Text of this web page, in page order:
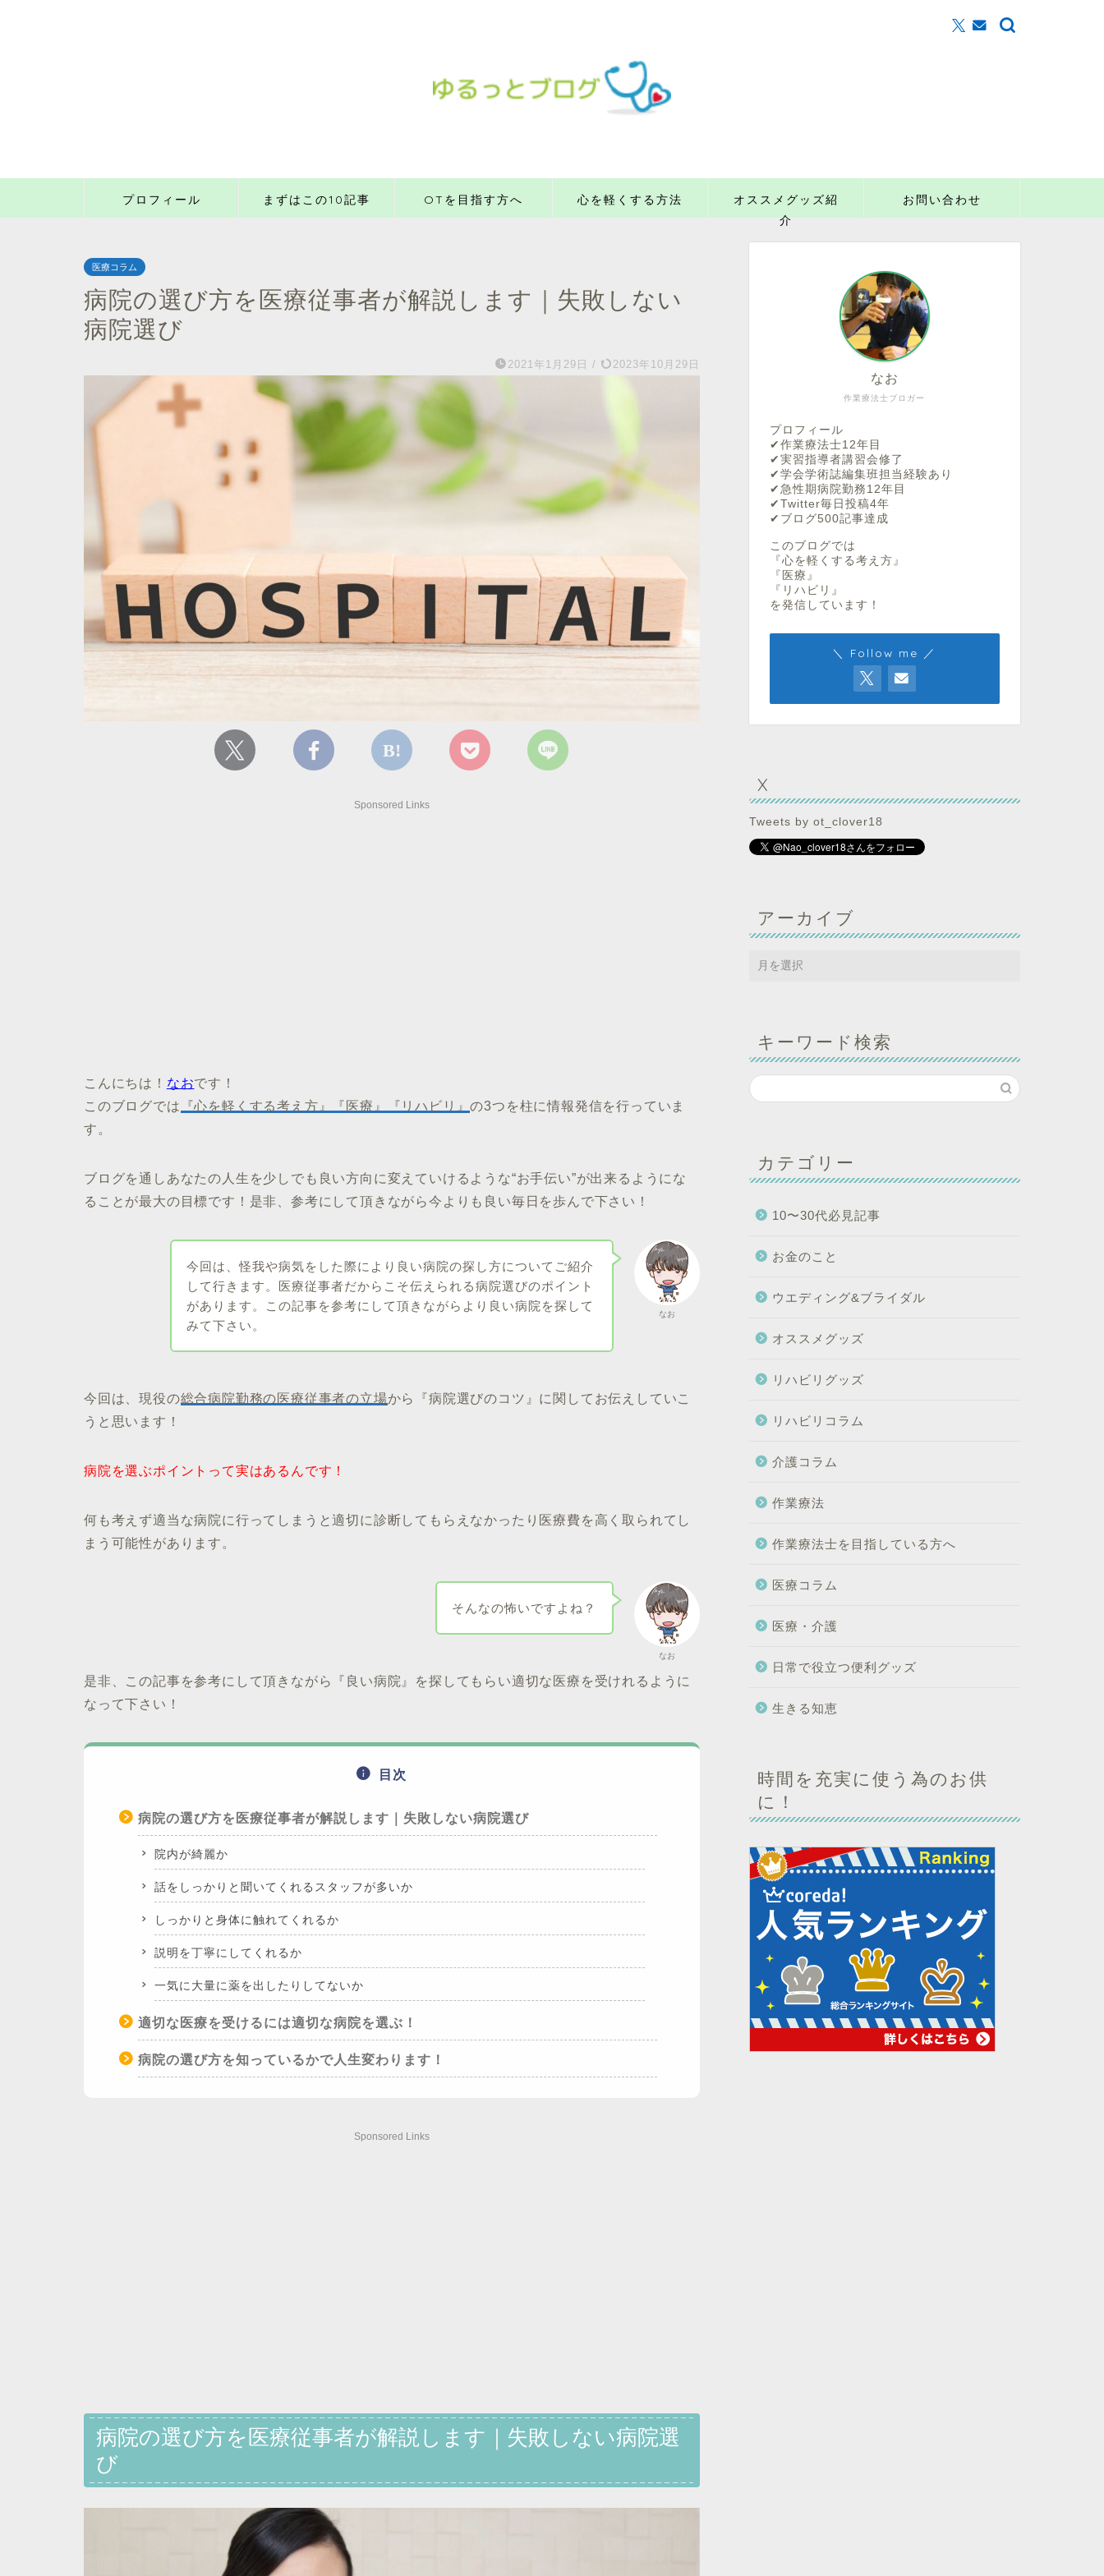
プロフィール まずはこの10記事 OTを目指す方へ 心を軽くする方法
オススメグッズ紹
介
お問い合わせ
医療コラム
病院の選び方を医療従事者が解説します｜失敗しない
病院選び
2021年1月29日 / 2023年10月29日
Sponsored Links
こんにちは！ なおです！
このブログでは 『心を軽くする考え方』『医療』『リハビリ』の3つを柱に情報発信を行っていま
す。
ブログを通しあなたの人生を少しでも良い方向に変えていけるような“お手伝い”が出来るようにな
ることが最大の目標です！是非、参考にして頂きながら今よりも良い毎日を歩んで下さい！
なお
今回は、怪我や病気をした際により良い病院の探し方についてご紹介
して行きます。医療従事者だからこそ伝えられる病院選びのポイント
があります。この記事を参考にして頂きながらより良い病院を探して
みて下さい。
今回は、現役の総合病院勤務の医療従事者の立場から『病院選びのコツ』に関してお伝えしていこ
うと思います！
病院を選ぶポイントって実はあるんです！
何も考えず適当な病院に行ってしまうと適切に診断してもらえなかったり医療費を高く取られてし
まう可能性があります。
なお
そんなの怖いですよね？
是非、この記事を参考にして頂きながら『良い病院』を探してもらい適切な医療を受けれるように
なって下さい！
目次
病院の選び方を医療従事者が解説します｜失敗しない病院選び
院内が綺麗か
話をしっかりと聞いてくれるスタッフが多いか
しっかりと身体に触れてくれるか
説明を丁寧にしてくれるか
一気に大量に薬を出したりしてないか
適切な医療を受けるには適切な病院を選ぶ！
病院の選び方を知っているかで人生変わります！
Sponsored Links
病院の選び方を医療従事者が解説します｜失敗しない病院選
び
作業療法士ブロガー
なお
プロフィール
✔︎作業療法士12年目
✔︎実習指導者講習会修了
✔︎学会学術誌編集班担当経験あり
✔︎急性期病院勤務12年目
✔︎Twitter毎日投稿4年
✔︎ブログ500記事達成
このブログでは
『心を軽くする考え方』
『医療』
『リハビリ』
を発信しています！
＼ Follow me ／
X
Tweets by ot_clover18
アーカイブ
キーワード検索
カテゴリー
10〜30代必見記事
お金のこと
ウエディング&ブライダル
オススメグッズ
リハビリグッズ
リハビリコラム
介護コラム
作業療法
作業療法士を目指している方へ
医療コラム
医療・介護
日常で役立つ便利グッズ
生きる知恵
時間を充実に使う為のお供
に！